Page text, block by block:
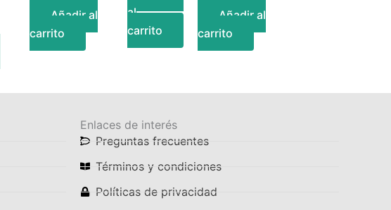
Añadir al
carrito
al
carrito
Añadir al
carrito
Enlaces de interés
Preguntas frecuentes
Términos y condiciones
Políticas de privacidad